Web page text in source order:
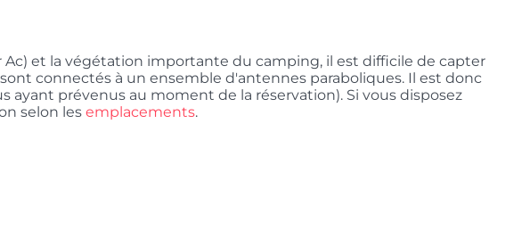
et la végétation importante du camping, il est difficile de capter
connectés à un ensemble d'antennes paraboliques. Il est donc
prévenus au moment de la réservation). Si vous disposez
selon les emplacements.